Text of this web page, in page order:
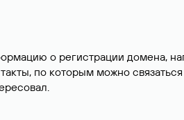
о регистрации домена,
по которым можно